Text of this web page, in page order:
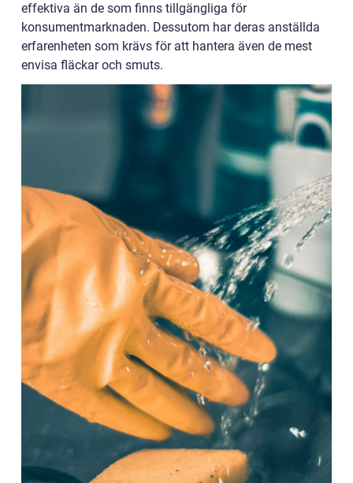
effektiva än de som finns tillgängliga för
konsumentmarknaden. Dessutom har deras anställda
erfarenheten som krävs för att hantera även de mest
envisa fläckar och smuts.